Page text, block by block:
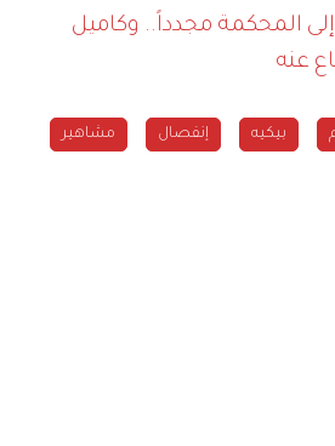
المحكمة مجدداً.. وكاميل
عنه
بيكيه إنفصال مشاهير